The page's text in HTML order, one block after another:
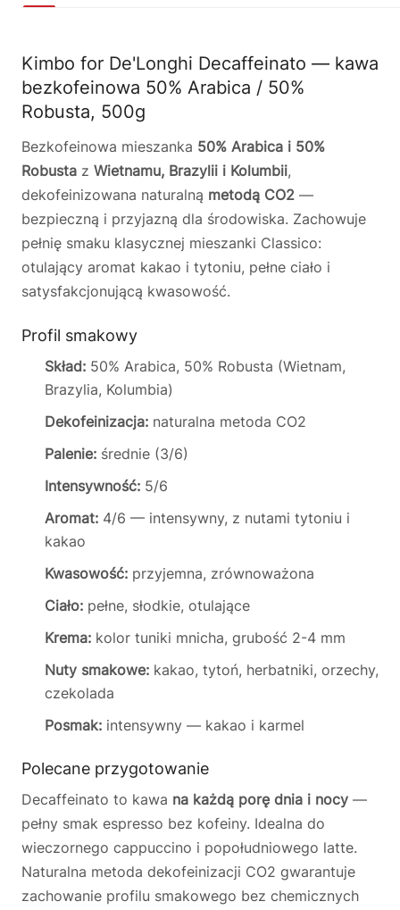
Kimbo for De'Longhi Decaffeinato — kawa
bezkofeinowa 50% Arabica / 50%
Robusta, 500g
Bezkofeinowa mieszanka 50% Arabica i 50%
Robusta z Wietnamu, Brazylii i Kolumbii,
dekofeinizowana naturalną metodą CO2 —
bezpieczną i przyjazną dla środowiska. Zachowuje
pełnię smaku klasycznej mieszanki Classico:
otulający aromat kakao i tytoniu, pełne ciało i
satysfakcjonującą kwasowość.
Profil smakowy
Skład: 50% Arabica, 50% Robusta (Wietnam,
Brazylia, Kolumbia)
Dekofeinizacja: naturalna metoda CO2
Palenie: średnie (3/6)
Intensywność: 5/6
Aromat: 4/6 — intensywny, z nutami tytoniu i
kakao
Kwasowość: przyjemna, zrównoważona
Ciało: pełne, słodkie, otulające
Krema: kolor tuniki mnicha, grubość 2-4 mm
Nuty smakowe: kakao, tytoń, herbatniki, orzechy,
czekolada
Posmak: intensywny — kakao i karmel
Polecane przygotowanie
Decaffeinato to kawa na każdą porę dnia i nocy —
pełny smak espresso bez kofeiny. Idealna do
wieczornego cappuccino i popołudniowego latte.
Naturalna metoda dekofeinizacji CO2 gwarantuje
zachowanie profilu smakowego bez chemicznych